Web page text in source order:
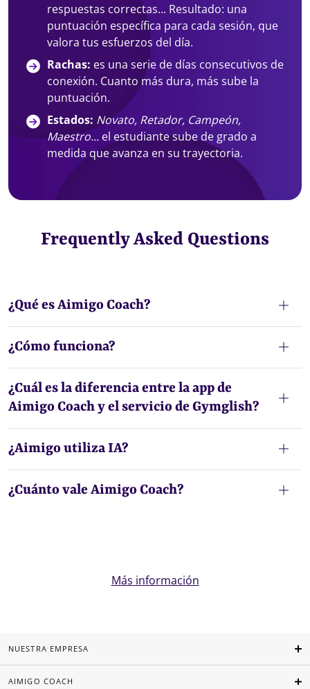
respuestas correctas... Resultado: una
puntuación específica para cada sesión, que
valora tus esfuerzos del día.
Rachas: es una serie de días consecutivos de
conexión. Cuanto más dura, más sube la
puntuación.
Estados: Novato, Retador, Campeón,
Maestro... el estudiante sube de grado a
medida que avanza en su trayectoria.
Frequently Asked Questions
¿Qué es Aimigo Coach?
¿Cómo funciona?
¿Cuál es la diferencia entre la app de
Aimigo Coach y el servicio de Gymglish?
¿Aimigo utiliza IA?
¿Cuánto vale Aimigo Coach?
Más información
NUESTRA EMPRESA
AIMIGO COACH